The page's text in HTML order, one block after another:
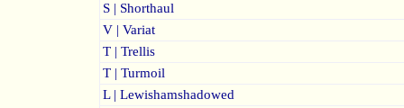
S | Shorthaul
V | Variat
T | Trellis
T | Turmoil
L | Lewishamshadowed